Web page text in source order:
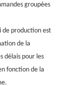
groupées
de production est
de la
délais pour les
fonction de la